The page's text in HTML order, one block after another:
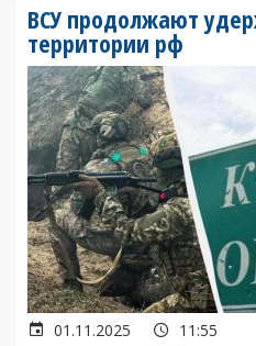
ВСУ продолжают
территории рф
01.11.2025 11:55